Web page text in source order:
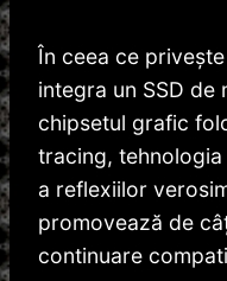
În ceea ce
integra un SSD de
chipsetul grafic
tracing,
a reflexiilor
promovează de
continuare